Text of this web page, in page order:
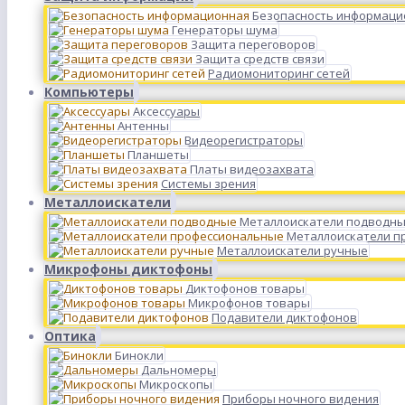
Безопасность
Генераторы шума
Защита переговоров
Защита средств связи
Радиомониторинг сетей
Компьютеры
Аксессуары
Антенны
Видеорегистраторы
Планшеты
Платы видеозахвата
Системы зрения
Металлоискатели
Металлоискатели
Металлоискатели
Металлоискатели ручные
Микрофоны диктофоны
Диктофонов товары
Микрофонов товары
Подавители диктофонов
Оптика
Бинокли
Дальномеры
Микроскопы
Приборы ночного видения